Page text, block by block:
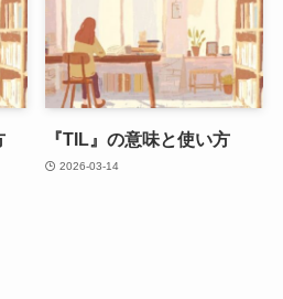
『TIL』の意味と使い方
2026-03-14